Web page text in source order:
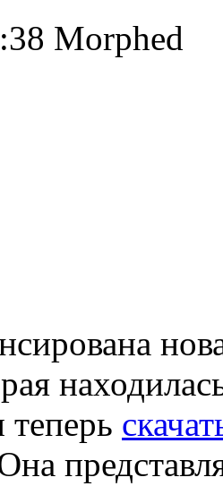
Morphed